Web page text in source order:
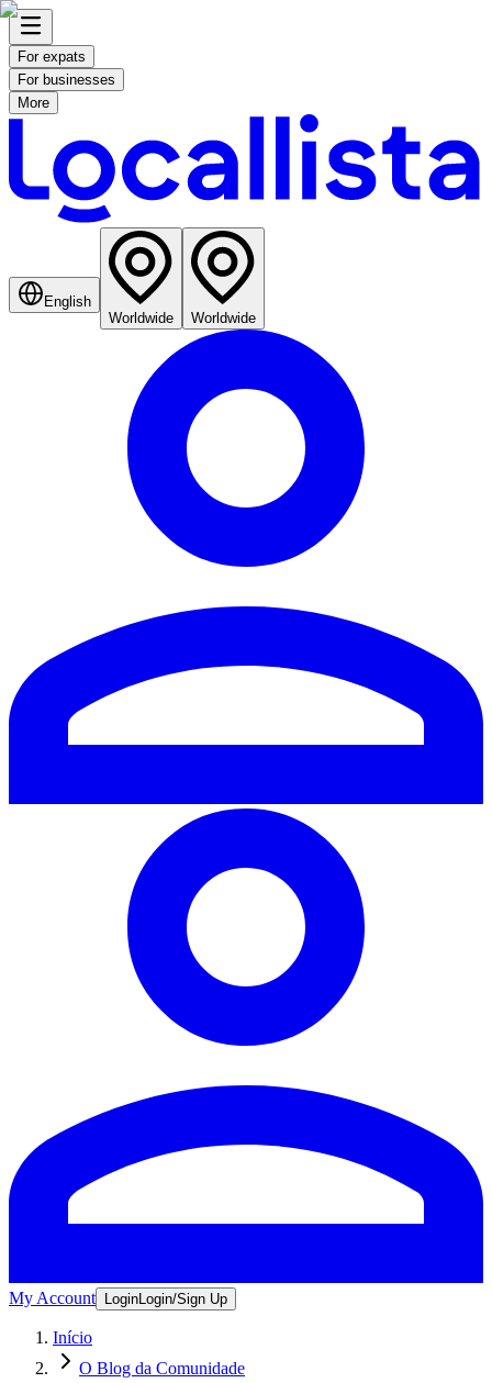
For expats
For businesses
More
English
Worldwide
Worldwide
My Account Login Login/Sign Up
Início
O Blog da Comunidade